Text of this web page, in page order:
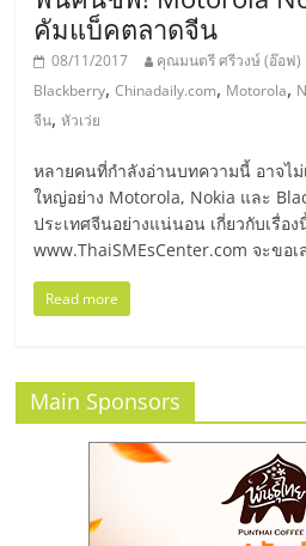
รน
ไชส์,
รวม
แฟ
รน
ไชส์
ขาย
แฟ
คัมแบ็คตลาดจีน
08/11/2017 คุณมนตรี ศรีวงษ์ (อ๊อฟ)
Blackberry,Chinadaily.com, Motorola,
จีน,หัวเว่ย
หลายคนที่กำลังอ่านบทความนี้ อาจไม่
ใหญ่อย่าง Motorola, Nokia และ
ประเทศจีนอย่างแน่นอน เกี่ยวกับเรื่อง
www.ThaiSMEsCenter.com จะขอ
Read more
Main Sponsors